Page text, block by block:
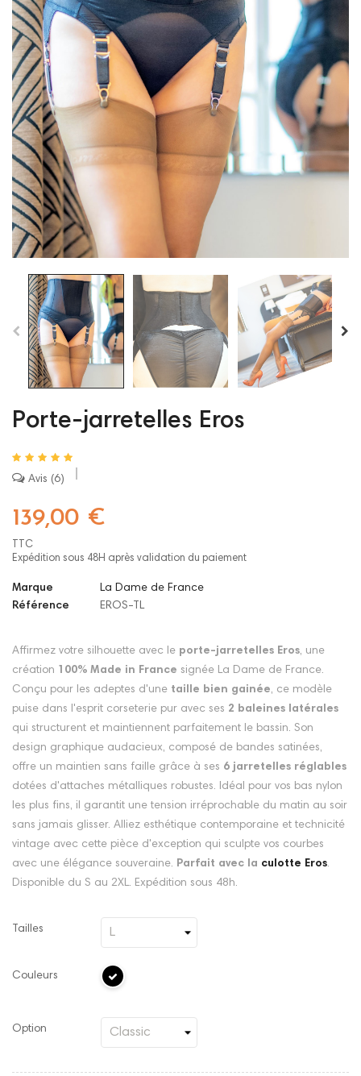
Porte-jarretelles Eros
Avis 6
139,00 €
TTC
Expédition sous 48H après validation du paiement
Marque
La Dame de France
Référence
EROS-TL
Affirmez votre silhouette avec le porte-jarretelles Eros, une
création 100% Made in France signée La Dame de France.
Conçu pour les adeptes d'une taille bien gainée, ce modèle
puise dans l'esprit corseterie pur avec ses 2 baleines latérales
qui structurent et maintiennent parfaitement le bassin. Son
design graphique audacieux, composé de bandes satinées,
offre un maintien sans faille grâce à ses 6 jarretelles réglables
dotées d'attaches métalliques robustes. Idéal pour vos bas nylon
les plus fins, il garantit une tension irréprochable du matin au soir
sans jamais glisser. Alliez esthétique contemporaine et technicité
vintage avec cette pièce d'exception qui sculpte vos courbes
avec une élégance souveraine. Parfait avec la culotte Eros.
Disponible du S au 2XL. Expédition sous 48h.
Tailles
Couleurs
Option